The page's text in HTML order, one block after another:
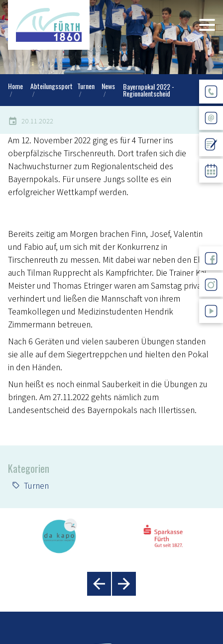
Home Abteilungssport Turnen News Bayernpokal 2022 -
Regionalentscheid
20.11.2022
Am 12. November 2022 ging es für 4 Turner ins
oberpfälzische Tirschenreuth. Dort trafen sich die
Nachwuchsturner zum Regionalentscheid des
Bayernpokals. Für unsere Jungs sollte es ein
erfolgreicher Wettkampf werden.
Bereits zeitig am Morgen brachen Finn, Josef, Valentin
und Fabio auf, um sich mit der Konkurrenz in
Tirschenreuth zu messen. Mit dabei war neben den Eltern
auch Tilman Rupprecht als Kampfrichter. Die Trainer Kai
Meister und Thomas Etringer waren am Samstag privat
verhindert und ließen die Mannschaft von ihrem
Teamkollegen und Medizinstudenten Hendrik
Zimmermann betreuen.
Nach 6 Geräten und vielen sauberen Übungen standen
sie alle auf dem Siegertreppchen und hielten den Pokal
in den Händen.
Nun heißt es noch einmal Sauberkeit in die Übungen zu
bringen. Am 27.11.2022 gehts nämlich zum
Landesentscheid des Bayernpokals nach Illertissen.
Kategorien
Turnen